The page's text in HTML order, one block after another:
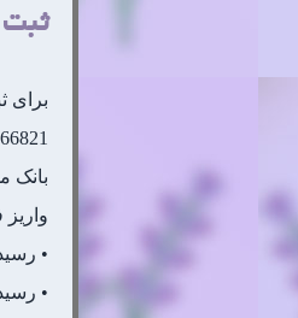
ثبت
برای
بانک
• رسید
• رسید